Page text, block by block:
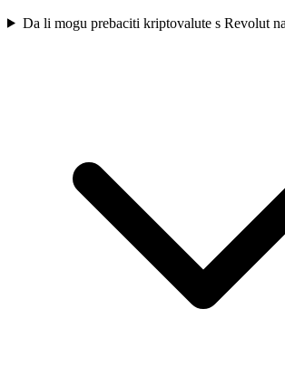
Da li mogu prebaciti kriptovalute s Revolut